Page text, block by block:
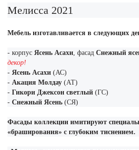
Мелисса 2021
Мебель изготавливается в следующих
- корпус Ясень Асахи, фасад Снежный
декор!
- Ясень Асахи (АС)
- Акация Молдау (АТ)
- Гикори Джексон светлый (ГС)
- Снежный Ясень (СЯ)
Фасады коллекции имитируют
«браширования» с глубоким тиснением.